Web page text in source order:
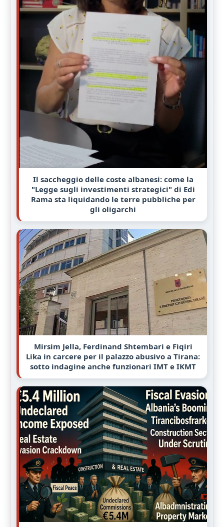
Il saccheggio delle coste albanesi: come la
"Legge sugli investimenti strategici" di Edi
Rama sta liquidando le terre pubbliche per
gli oligarchi
Mirsim Jella, Ferdinand Shtembari e Fiqiri
Lika in carcere per il palazzo abusivo a Tirana:
sotto indagine anche funzionari IMT e IKMT